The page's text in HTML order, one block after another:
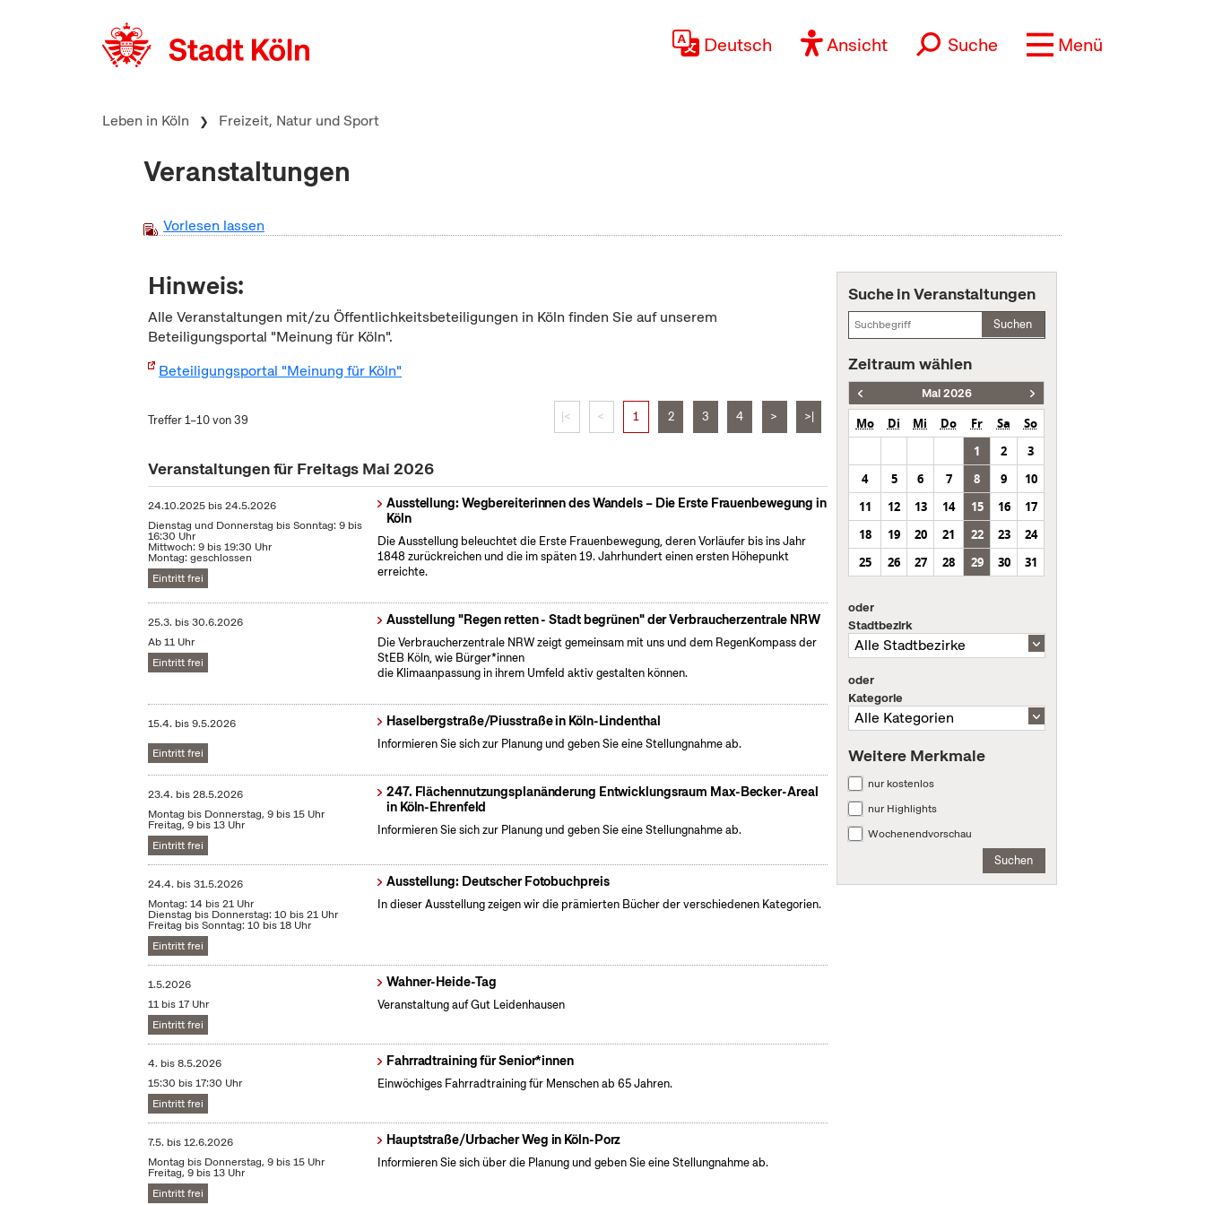
Deutsch Ansicht Suche Menü
Leben in Köln Freizeit, Natur und Sport
Veranstaltungen
Vorlesen lassen
Hinweis:
Alle Veranstaltungen mit/zu Öffentlichkeitsbeteiligungen in Köln finden Sie auf unserem
Beteiligungsportal "Meinung für Köln".
Beteiligungsportal "Meinung für Köln"
Treffer 1–10 von 39 |< < 1 2 3 4 > >|
Veranstaltungen für Freitags Mai 2026
24.10.2025 bis24.5.2026
Dienstag und Donnerstag bis Sonntag: 9 bis
16:30 Uhr
Mittwoch: 9 bis 19:30 Uhr
Montag: geschlossen
Eintritt frei
Ausstellung: Wegbereiterinnen des Wandels – Die Erste Frauenbewegung in
Köln
Die Ausstellung beleuchtet die Erste Frauenbewegung, deren Vorläufer bis ins Jahr
1848 zurückreichen und die im späten 19. Jahrhundert einen ersten Höhepunkt
erreichte.
25.3. bis30.6.2026
Ab 11 Uhr
Eintritt frei
Ausstellung "Regen retten - Stadt begrünen" der Verbraucherzentrale NRW
Die Verbraucherzentrale NRW zeigt gemeinsam mit uns und dem RegenKompass der
StEB Köln, wie Bürger*innen
die Klimaanpassung in ihrem Umfeld aktiv gestalten können.
15.4. bis9.5.2026
Eintritt frei
Haselbergstraße/Piusstraße in Köln-Lindenthal
Informieren Sie sich zur Planung und geben Sie eine Stellungnahme ab.
23.4. bis28.5.2026
Montag bis Donnerstag, 9 bis 15 Uhr
Freitag, 9 bis 13 Uhr
Eintritt frei
247. Flächennutzungsplanänderung Entwicklungsraum Max-Becker-Areal
in Köln-Ehrenfeld
Informieren Sie sich zur Planung und geben Sie eine Stellungnahme ab.
24.4. bis31.5.2026
Montag: 14 bis 21 Uhr
Dienstag bis Donnerstag: 10 bis 21 Uhr
Freitag bis Sonntag: 10 bis 18 Uhr
Eintritt frei
Ausstellung: Deutscher Fotobuchpreis
In dieser Ausstellung zeigen wir die prämierten Bücher der verschiedenen Kategorien.
1.5.2026
11 bis 17 Uhr
Eintritt frei
Wahner-Heide-Tag
Veranstaltung auf Gut Leidenhausen
4. bis8.5.2026
15:30 bis 17:30 Uhr
Eintritt frei
Fahrradtraining für Senior*innen
Einwöchiges Fahrradtraining für Menschen ab 65 Jahren.
7.5. bis12.6.2026
Montag bis Donnerstag, 9 bis 15 Uhr
Freitag, 9 bis 13 Uhr
Eintritt frei
Hauptstraße/Urbacher Weg in Köln-Porz
Informieren Sie sich über die Planung und geben Sie eine Stellungnahme ab.
Suche in Veranstaltungen
Suchen
Zeitraum wählen
Mai 2026
Mo Di Mi Do Fr Sa
So
1
2
3
4
5 6 7 8 9
10
11
12 13 14 15 16
17
18
19 20 21 22 23
24
25
26 27 28 29 30 31
oder
Stadtbezirk
oder
Kategorie
Weitere Merkmale
nur kostenlos
nur Highlights
Wochenendvorschau
Suchen